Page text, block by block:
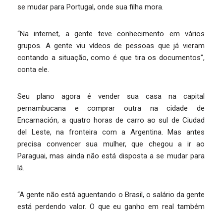
se mudar para Portugal, onde sua filha mora.
“Na internet, a gente teve conhecimento em vários
grupos. A gente viu vídeos de pessoas que já vieram
contando a situação, como é que tira os documentos”,
conta ele.
Seu plano agora é vender sua casa na capital
pernambucana e comprar outra na cidade de
Encarnación, a quatro horas de carro ao sul de Ciudad
del Leste, na fronteira com a Argentina. Mas antes
precisa convencer sua mulher, que chegou a ir ao
Paraguai, mas ainda não está disposta a se mudar para
lá.
“A gente não está aguentando o Brasil, o salário da gente
está perdendo valor. O que eu ganho em real também